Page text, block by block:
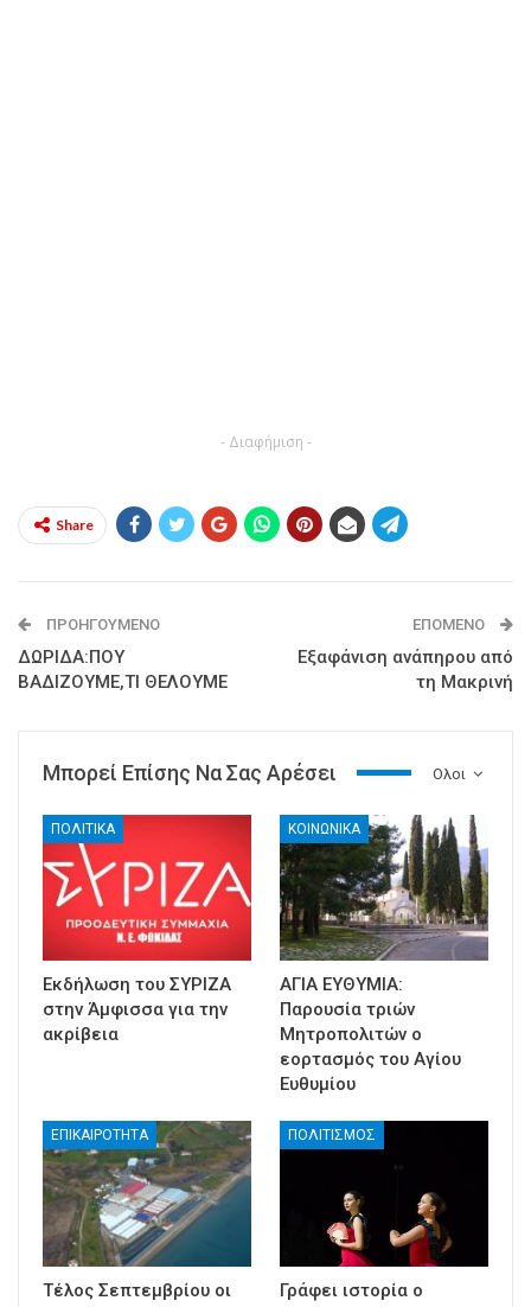
- Διαφήμιση -
Share
ΠΡΟΗΓΟΎΜΕΝΟ
ΔΩΡΙΔΑ:ΠΟΥ
ΒΑΔΙΖΟΥΜΕ,ΤΙ ΘΕΛΟΥΜΕ
ΕΠΌΜΕΝΟ
Εξαφάνιση ανάπηρου από
τη Μακρινή
Ολοι
Μπορεί Επίσης Να Σας Αρέσει
ΠΟΛΙΤΙΚΑ
Εκδήλωση του ΣΥΡΙΖΑ
στην Άμφισσα για την
ακρίβεια
ΚΟΙΝΩΝΙΚΑ
ΑΓΙΑ ΕΥΘΥΜΙΑ:
Παρουσία τριών
Μητροπολιτών ο
εορτασμός του Αγίου
Ευθυμίου
ΕΠΙΚΑΙΡΟΤΗΤΑ
Τέλος Σεπτεμβρίου οι
ΠΟΛΙΤΙΣΜΟΣ
Γράφει ιστορία ο